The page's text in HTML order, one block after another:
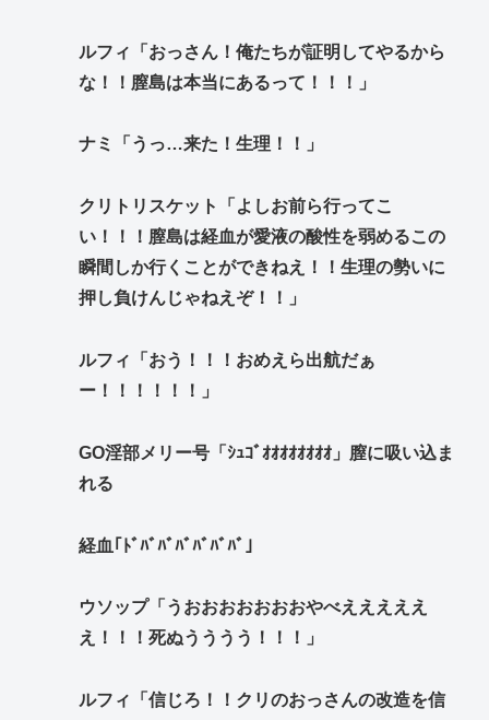
ルフィ「おっさん！俺たちが証明してやるから
な！！膣島は本当にあるって！！！」
ナミ「うっ…来た！生理！！」
クリトリスケット「よしお前ら行ってこ
い！！！膣島は経血が愛液の酸性を弱めるこの
瞬間しか行くことができねえ！！生理の勢いに
押し負けんじゃねえぞ！！」
ルフィ「おう！！！おめえら出航だぁ
ー！！！！！！」
GO淫部メリー号「ｼｭｺﾞｵｵｵｵｵｵｵｵ」膣に吸い込ま
れる
経血｢ﾄﾞﾊﾞﾊﾞﾊﾞﾊﾞﾊﾞﾊﾞ」
ウソップ「うおおおおおおおやべえええええ
え！！！死ぬうううう！！！」
ルフィ「信じろ！！クリのおっさんの改造を信